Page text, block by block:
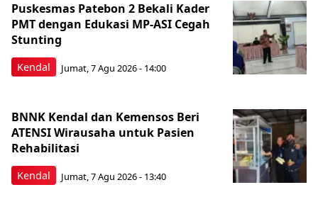
Kendal
Puskesmas Patebon 2 Bekali Kader
PMT dengan Edukasi MP-ASI Cegah
Stunting
Jumat, 7 Agu 2026 - 14:00
Kendal
BNNK Kendal dan Kemensos Beri
ATENSI Wirausaha untuk Pasien
Rehabilitasi
Jumat, 7 Agu 2026 - 13:40